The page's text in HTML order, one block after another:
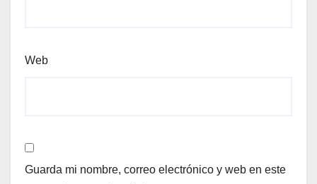
Web
Guarda mi nombre, correo electrónico y web en este